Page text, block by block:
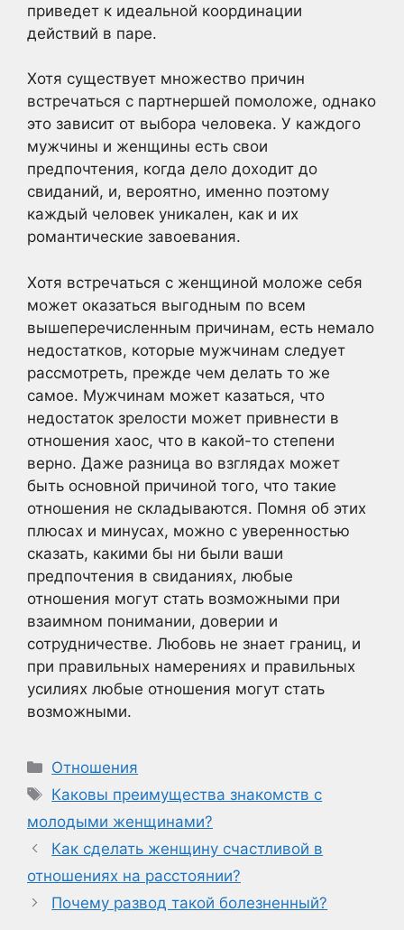
приведет к идеальной координации
действий в паре.
Хотя существует множество причин
встречаться с партнершей помоложе, однако
это зависит от выбора человека. У каждого
мужчины и женщины есть свои
предпочтения, когда дело доходит до
свиданий, и, вероятно, именно поэтому
каждый человек уникален, как и их
романтические завоевания.
Хотя встречаться с женщиной моложе себя
может оказаться выгодным по всем
вышеперечисленным причинам, есть немало
недостатков, которые мужчинам следует
рассмотреть, прежде чем делать то же
самое. Мужчинам может казаться, что
недостаток зрелости может привнести в
отношения хаос, что в какой-то степени
верно. Даже разница во взглядах может
быть основной причиной того, что такие
отношения не складываются. Помня об этих
плюсах и минусах, можно с уверенностью
сказать, какими бы ни были ваши
предпочтения в свиданиях, любые
отношения могут стать возможными при
взаимном понимании, доверии и
сотрудничестве. Любовь не знает границ, и
при правильных намерениях и правильных
усилиях любые отношения могут стать
возможными.
Рубрики
Отношения
Метки
Каковы преимущества знакомств с
молодыми женщинами?
Как сделать женщину счастливой в
отношениях на расстоянии?
Почему развод такой болезненный?